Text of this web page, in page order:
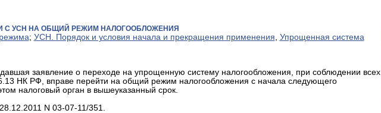
С УСН НА ОБЩИЙ РЕЖИМ НАЛОГООБЛОЖЕНИЯ
; УСН. Порядок и условия начала и прекращения применения, Упрощенная система
заявление о переходе на упрощенную систему налогообложения, при соблюдении всех
НК РФ, вправе перейти на общий режим налогообложения с начала следующего
налоговый орган в вышеуказанный срок.
N 03-07-11/351.